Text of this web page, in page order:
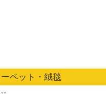
ペット・絨毯